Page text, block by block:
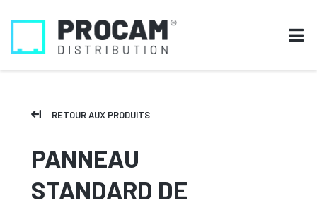
RETOUR AUX PRODUITS
PANNEAU
STANDARD DE